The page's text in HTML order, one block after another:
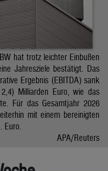
hat trotz leichter Einbußen
Jahresziele bestätigt. Das
Ergebnis (EBITDA) sank
Milliarden Euro, wie das
Für das Gesamtjahr 2026
mit einem bereinigten
Euro.
APA/Reuters